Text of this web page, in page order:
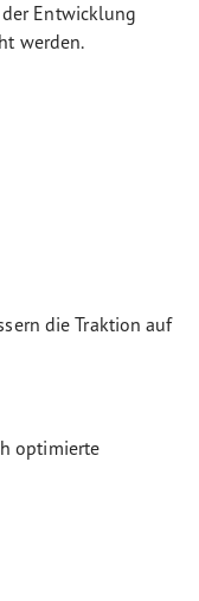
Entwicklung
werden.
die Traktion auf
optimierte